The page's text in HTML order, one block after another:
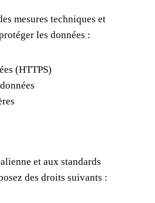
mesures techniques et
les données :
(HTTPS)
et aux standards
des droits suivants :